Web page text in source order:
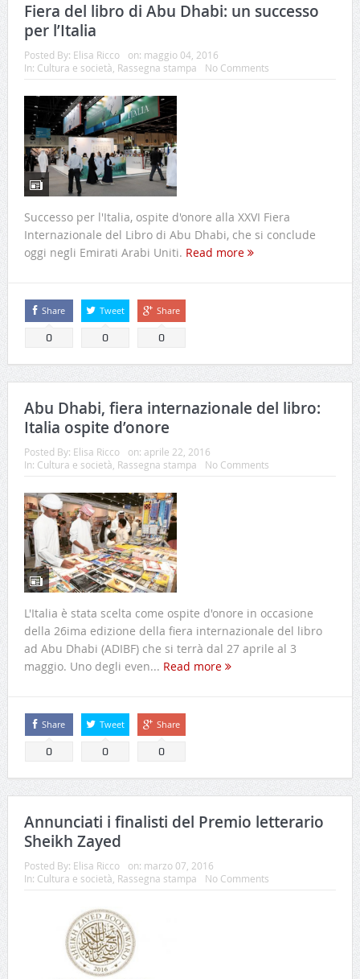
Fiera del libro di Abu Dhabi: un successo
per l’Italia
Posted By: Elisa Ricco on: maggio 04, 2016
In: Cultura e società, Rassegna stampa No Comments
Successo per l'Italia, ospite d'onore alla XXVI Fiera
Internazionale del Libro di Abu Dhabi, che si conclude
oggi negli Emirati Arabi Uniti. Read more
Share
0
Tweet
0
Share
0
Abu Dhabi, fiera internazionale del libro:
Italia ospite d’onore
Posted By: Elisa Ricco on: aprile 22, 2016
In: Cultura e società Rassegna stampa No Comments
L'Italia è stata scelta come ospite d'onore in occasione
della 26ima edizione della fiera internazionale del libro
ad Abu Dhabi (ADIBF) che si terrà dal 27 aprile al 3
maggio. Uno degli even... Read more
Share
0
Tweet
0
Share
0
Annunciati i finalisti del Premio letterario
Sheikh Zayed
Posted By: Elisa Ricco on: marzo 07, 2016
In: Cultura e società, Rassegna stampa No Comments